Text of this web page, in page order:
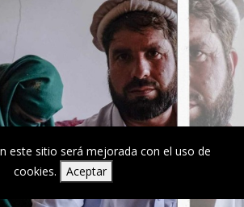
este sitio será mejorada con el uso de
cookies.
Aceptar